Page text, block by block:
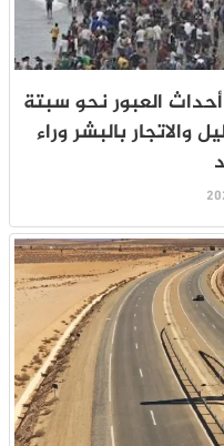
العبور نحو سبتة
والاتجار بالبشر وراء